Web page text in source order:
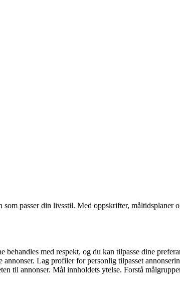
passer din livsstil. Med oppskrifter,
med respekt, og du kan tilpasse dine
Lag profiler for personlig tilpasset
til annonser. Mål innholdets ytelse. Forstå